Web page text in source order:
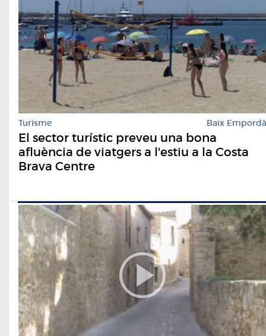
Turisme Baix Empordà
El sector turístic preveu una bona
afluència de viatgers a l'estiu a la Costa
Brava Centre